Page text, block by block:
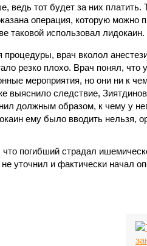
ведь тот будет за них платить.
операция, которую можно
таковой использовал лидокаин.
процедуры, врач вколол
резко плохо. Врач понял, что
мероприятия, но они ни к
выяснило следствие,
должным образом, к чему у
ему было вводить нельзя,
что погибший страдал
уточнил и фактически начал